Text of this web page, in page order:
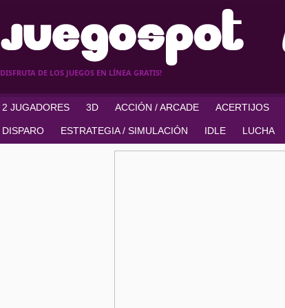
DISFRUTA DE LOS JUEGOS EN LÍNEA GRATIS!
2 JUGADORES 3D ACCIÓN / ARCADE ACERTIJOS
DISPARO ESTRATEGIA / SIMULACIÓN IDLE LUCHA